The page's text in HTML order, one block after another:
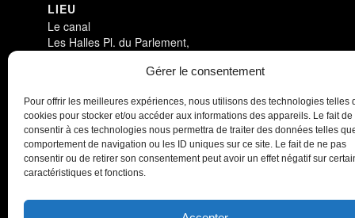
Gérer le consentement
Pour offrir les meilleures expériences, nous utilisons des technologies telles
cookies pour stocker et/ou accéder aux informations des appareils. Le fait de
consentir à ces technologies nous permettra de traiter des données telles
comportement de navigation ou les ID uniques sur ce site. Le fait de ne pas
consentir ou de retirer son consentement peut avoir un effet négatif sur
caractéristiques et fonctions.
LIEU
Le canal
Les Halles Pl. du Parlement,
Antichambre Antichambre